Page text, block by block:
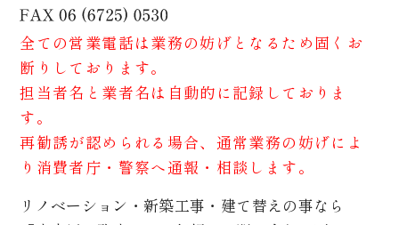
全ての営業電話は業務の妨げとなるため固くお
断りしております。
担当者名と業者名は自動的に記録しておりま
す。
再勧誘が認められる場合、通常業務の妨げによ
り消費者庁・警察へ通報・相談します。
リノベーション・新築工事・建て替えの事なら